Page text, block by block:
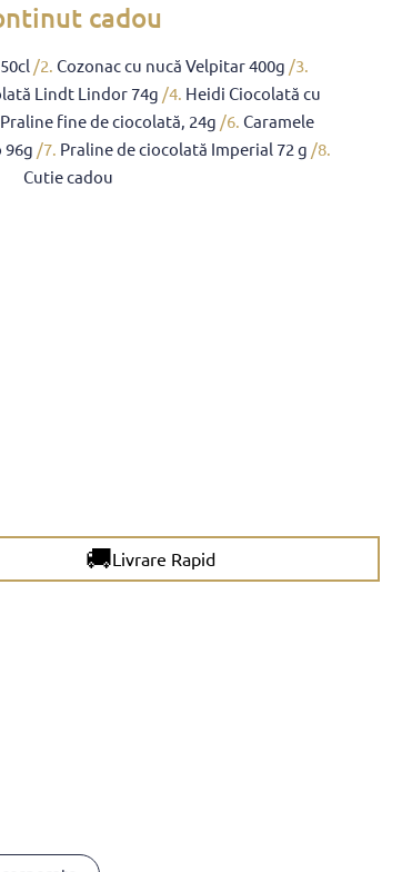
cadou
/2. Cozonac cu nucă Velpitar 400g /3.
Lindt Lindor 74g /4. Heidi Ciocolată cu
Praline fine de ciocolată, 24g /6. Caramele
96g /7. Praline de ciocolată Imperial 72 g /8.
Cutie cadou
🚚Livrare Rapid